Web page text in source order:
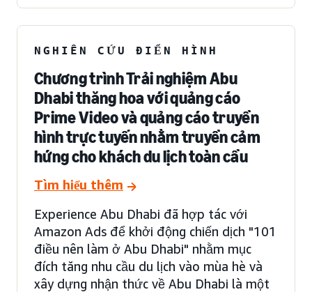
NGHIÊN CỨU ĐIỂN HÌNH
Chương trình Trải nghiệm Abu
Dhabi thăng hoa với quảng cáo
Prime Video và quảng cáo truyền
hình trực tuyến nhằm truyền cảm
hứng cho khách du lịch toàn cầu
Tìm hiểu thêm
Experience Abu Dhabi đã hợp tác với
Amazon Ads để khởi động chiến dịch "101
điều nên làm ở Abu Dhabi" nhằm mục
đích tăng nhu cầu du lịch vào mùa hè và
xây dựng nhận thức về Abu Dhabi là một